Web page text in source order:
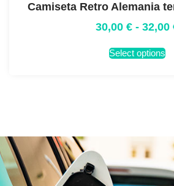
Camiseta Retro Alemania
30,00 € - 32,00
Select options